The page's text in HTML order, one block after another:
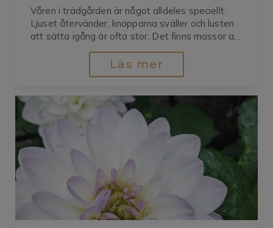
Våren i trädgården är något alldeles speciellt.
Ljuset återvänder, knopparna sväller och lusten
att sätta igång är ofta stor. Det finns massor att
försök att inte låta det bli stressigt att “hinna
med allt”. Trädgården är en förlåtande och...
Läs mer